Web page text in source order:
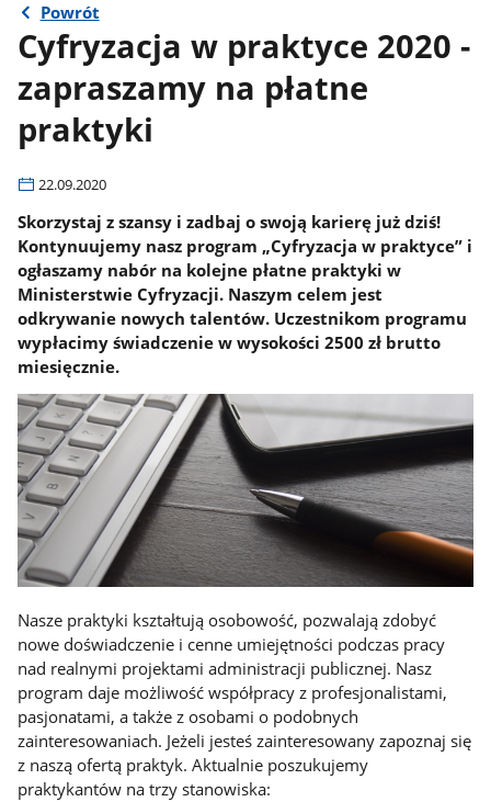
Powrót
Cyfryzacja w praktyce 2020 -
zapraszamy na płatne
praktyki
22.09.2020
Skorzystaj z szansy i zadbaj o swoją karierę już dziś!
Kontynuujemy nasz program „Cyfryzacja w praktyce” i
ogłaszamy nabór na kolejne płatne praktyki w
Ministerstwie Cyfryzacji. Naszym celem jest
odkrywanie nowych talentów. Uczestnikom programu
wypłacimy świadczenie w wysokości 2500 zł brutto
miesięcznie.
Nasze praktyki kształtują osobowość, pozwalają zdobyć
nowe doświadczenie i cenne umiejętności podczas pracy
nad realnymi projektami administracji publicznej. Nasz
program daje możliwość współpracy z profesjonalistami,
pasjonatami, a także z osobami o podobnych
zainteresowaniach. Jeżeli jesteś zainteresowany zapoznaj się
z naszą ofertą praktyk. Aktualnie poszukujemy
praktykantów na trzy stanowiska: